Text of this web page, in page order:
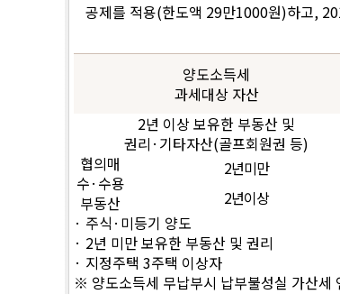
공제를 적용(한도액 29만1000원)하고,
양도소득세
과세대상 자산
2년 이상 보유한 부동산 및
권리·기타자산(골프회원권 등)
협의매
수·수용
부동산
2년미만
2년이상
· 주식·미등기 양도
· 2년 미만 보유한 부동산 및 권리
· 지정주택 3주택 이상자
※ 양도소득세 무납부시 납부불성실 가산세